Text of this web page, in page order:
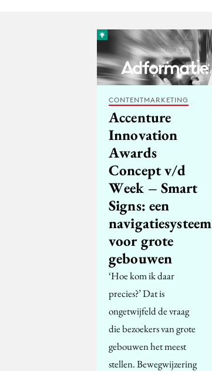
CONTENTMARKETING
Accenture
Innovation
Awards
Concept v/d
Week – Smart
Signs: een
navigatiesysteem
voor grote
gebouwen
‘Hoe kom ik daar
precies?’ Dat is
ongetwijfeld de vraag
die bezoekers van grote
gebouwen het meest
stellen. Bewegwijzering